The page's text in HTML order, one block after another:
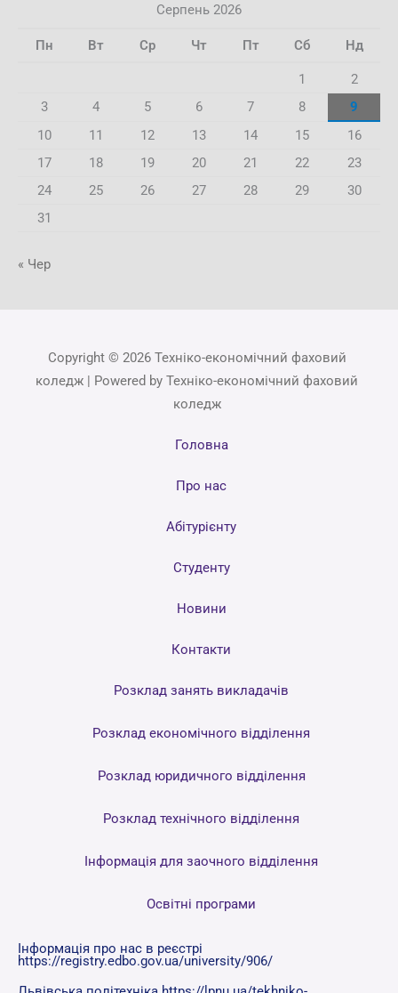
Серпень 2026
Пн Вт Ср Чт Пт Сб Нд
1
2
3
4 5 6 7 8
9
10
11 12 13 14 15
16
17
18 19 20 21 22
23
24
25 26 27 28 29
30
31
« Чер
Copyright © 2026 Техніко-економічний фаховий
коледж | Powered by Техніко-економічний фаховий
коледж
Головна
Про нас
Абітурієнту
Студенту
Новини
Контакти
Розклад занять викладачів
Розклад економічного відділення
Розклад юридичного відділення
Розклад технічного відділення
Інформація для заочного відділення
Освітні програми
Інформація про нас в реєстрі
https://registry.edbo.gov.ua/university/906/